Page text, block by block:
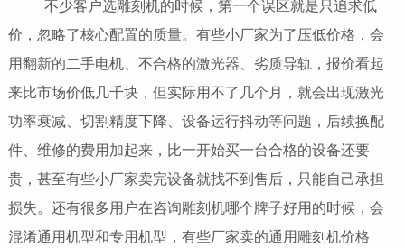
不少客户选雕刻机的时候，第一个误区就是只追求低
价，忽略了核心配置的质量。有些小厂家为了压低价格，会
用翻新的二手电机、不合格的激光器、劣质导轨，报价看起
来比市场价低几千块，但实际用不了几个月，就会出现激光
功率衰减、切割精度下降、设备运行抖动等问题，后续换配
件、维修的费用加起来，比一开始买一台合格的设备还要
贵，甚至有些小厂家卖完设备就找不到售后，只能自己承担
损失。还有很多用户在咨询雕刻机哪个牌子好用的时候，会
混淆通用机型和专用机型，有些厂家卖的通用雕刻机价格